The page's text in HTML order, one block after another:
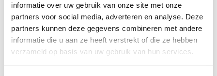
informatie over uw gebruik van onze site met onze
partners voor social media, adverteren en analyse. Deze
partners kunnen deze gegevens combineren met andere
informatie die u aan ze heeft verstrekt of die ze hebben
verzameld op basis van uw gebruik van hun services.
VERGELIJKBARE PRODUCTEN